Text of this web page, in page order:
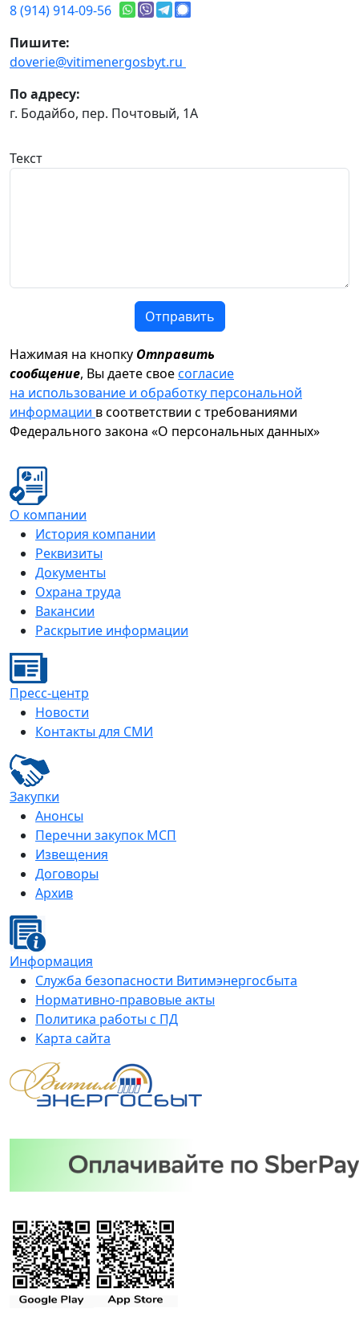
8 (914) 914-09-56
Пишите:
doverie@vitimenergosbyt.ru
По адресу:
г. Бодайбо, пер. Почтовый, 1А
Текст
Отправить
Нажимая на кнопку Отправить
сообщение, Вы даете своесогласие
на использование и обработку персональной
информации в соответствии с требованиями
Федерального закона «О персональных данных»
О компании
История компании
Реквизиты
Документы
Охрана труда
Вакансии
Раскрытие информации
Пресс-центр
Новости
Контакты для СМИ
Закупки
Анонсы
Перечни закупок МСП
Извещения
Договоры
Архив
Информация
Служба безопасности Витимэнергосбыта
Нормативно-правовые акты
Политика работы с ПД
Карта сайта